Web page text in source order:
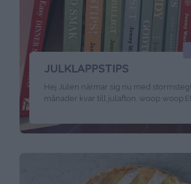
JULKLAPPSTIPS
Hej Julen närmar sig nu med
månader kvar till julafton. woop
inte som julklapp så kanske perfekt till
julklappsspelet. Ni hittar alla mina